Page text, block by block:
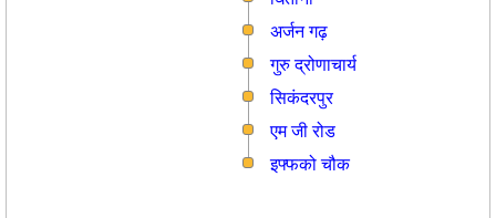
अर्जन गढ़
गुरु द्रोणाचार्य
सिकंदरपुर
एम जी रोड
इफ्फको चौक